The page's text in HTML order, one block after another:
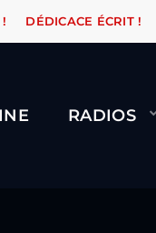
ORANGE ROAD QUI
DÉDICACE ÉCRIT !
RADIOS